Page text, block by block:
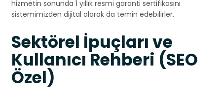
hizmetin sonunda 1 yıllık resmi garanti sertifikasını
sistemimizden dijital olarak da temin edebilirler.
Sektörel İpuçları ve
Kullanıcı Rehberi (SEO
Özel)